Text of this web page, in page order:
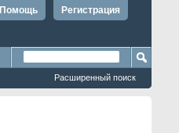
Регистрация
Помощь
Расширенный поиск